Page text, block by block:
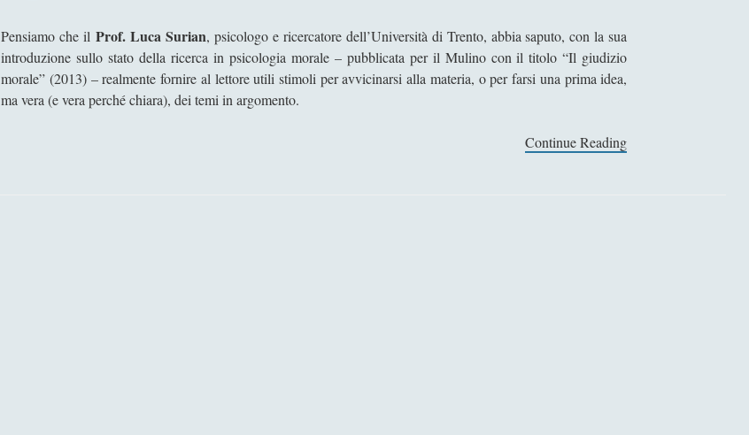
Pensiamo che il Prof. Luca Surian, psicologo e ricercatore dell’Università di Trento, abbia saputo, con la sua
introduzione sullo stato della ricerca in psicologia morale – pubblicata per il Mulino con il titolo “Il giudizio
morale” (2013) – realmente fornire al lettore utili stimoli per avvicinarsi alla materia, o per farsi una prima idea,
ma vera (e vera perché chiara), dei temi in argomento.
Continue Reading